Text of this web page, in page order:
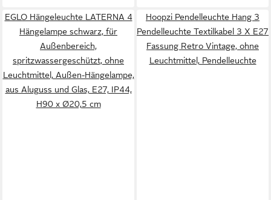
EGLO Hängeleuchte LATERNA 4
Hängelampe schwarz, für
Außenbereich,
spritzwassergeschützt, ohne
Leuchtmittel, Außen-Hängelampe,
aus Aluguss und Glas, E27, IP44,
H90 x Ø20,5 cm
Hoopzi Pendelleuchte Hang 3
Pendelleuchte Textilkabel 3 X E27
Fassung Retro Vintage, ohne
Leuchtmittel, Pendelleuchte